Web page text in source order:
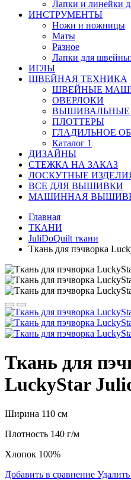
Лапки и линейки
ИНСТРУМЕНТЫ
Ножи и ножницы
Маты
Разное
Лапки для
ИГЛЫ
ШВЕЙНАЯ ТЕХНИКА
ШВЕЙНЫЕ
ОВЕРЛОКИ
ПЛОТТЕРЫ
ГЛАДИЛЬНОЕ
Каталог 1
ДИЗАЙНЫ
СТЕЖКА НА ЗАКАЗ
ЛОСКУТНЫЕ
ВСЕ ДЛЯ ВЫШИВКИ
МАШИННАЯ
Главная
ТКАНИ
JuliDoQuilt ткани
Ткань для пэчворка
Ткань для
LuckyStar
Ширина 110 см
Плотность 140 г/м
Хлопок 100%
Добавить в сравнение